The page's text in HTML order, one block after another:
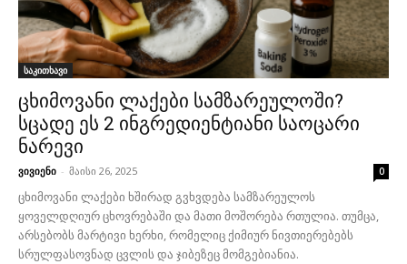
საკითხავი
ცხიმოვანი ლაქები სამზარეულოში?
სცადე ეს 2 ინგრედიენტიანი საოცარი
ნარევი
ვივიენი - მაისი 26, 2025 0
ცხიმოვანი ლაქები ხშირად გვხვდება სამზარეულოს
ყოველდღიურ ცხოვრებაში და მათი მოშორება რთულია. თუმცა,
არსებობს მარტივი ხერხი, რომელიც ქიმიურ ნივთიერებებს
სრულფასოვნად ცვლის და ჯიბეზეც მომგებიანია.